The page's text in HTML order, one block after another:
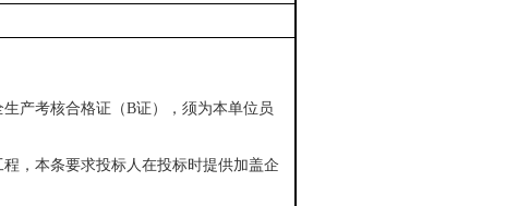
产考核合格证（B证），须为本单位员
，本条要求投标人在投标时提供加盖企